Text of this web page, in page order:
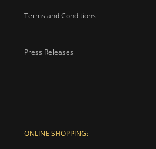
Terms and Conditions
Press Releases
ONLINE SHOPPING: